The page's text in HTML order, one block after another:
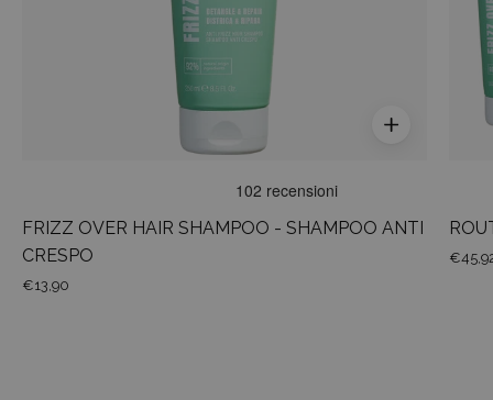
FRIZZ OVER HAIR SHAMPOO - SHAMPOO ANTI
CRESPO
€13,90